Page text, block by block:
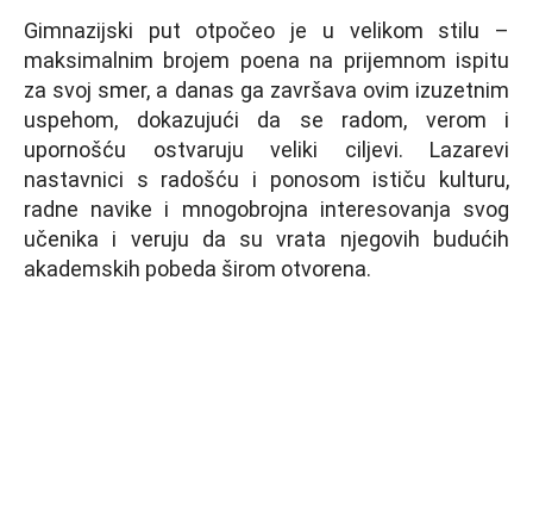
Gimnazijski put otpočeo je u velikom stilu –
maksimalnim brojem poena na prijemnom ispitu
za svoj smer, a danas ga završava ovim izuzetnim
uspehom, dokazujući da se radom, verom i
upornošću ostvaruju veliki cilјevi. Lazarevi
nastavnici s radošću i ponosom ističu kulturu,
radne navike i mnogobrojna interesovanja svog
učenika i veruju da su vrata njegovih budućih
akademskih pobeda širom otvorena.